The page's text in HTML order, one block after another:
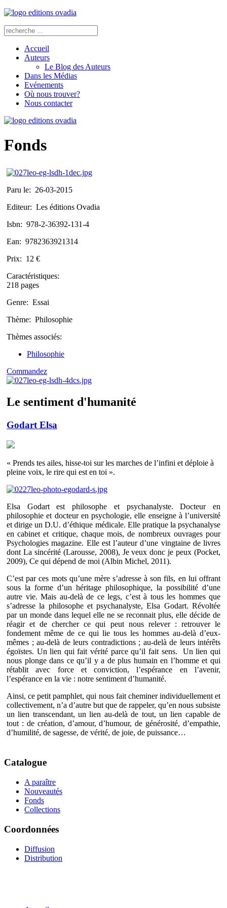
Accueil
Auteurs
Le Blog des Auteurs
Dans les Médias
Evénements
Où nous trouver?
Nous contacter
Fonds
Paru le: 26-03-2015
Editeur: Les éditions Ovadia
Isbn: 978-2-36392-131-4
Ean: 9782363921314
Prix: 12 €
Caractéristiques:
218 pages
Genre: Essai
Thème: Philosophie
Thèmes associés:
Philosophie
Commandez
Le sentiment d'humanité
Godart Elsa
« Prends tes ailes, hisse-toi sur les marches de l’infini et déploie à
pleine voix, le rire qui est en toi ».
Elsa Godart est philosophe et psychanalyste. Docteur en
philosophie et docteur en psychologie, elle enseigne à l’université
et dirige un D.U. d’éthique médicale. Elle pratique la psychanalyse
en cabinet et critique, chaque mois, de nombreux ouvrages pour
Psychologies magazine. Elle est l’auteur d’une vingtaine de livres
dont La sincérité (Larousse, 2008), Je veux donc je peux (Pocket,
2009), Ce qui dépend de moi (Albin Michel, 2011).
C’est par ces mots qu’une mère s’adresse à son fils, en lui offrant
sous la forme d’un héritage philosophique, la possibilité d’une
autre vie. Mais au-delà de ce legs, c’est à tous les hommes que
s’adresse la philosophe et psychanalyste, Elsa Godart. Révoltée
par un monde dans lequel elle ne se reconnait plus, elle décide de
réagir et de chercher ce qui peut nous relever : retrouver le
fondement même de ce qui lie tous les hommes au-delà d’eux-
mêmes ; au-delà de leurs contradictions ; au-delà de leurs intérêts
égoïstes. Un lien qui fait vérité parce qu’il fait sens. Un lien qui
nous plonge dans ce qu’il y a de plus humain en l’homme et qui
rétablit avec force et conviction, l’espérance en l’avenir,
l’espérance en la vie : notre sentiment d’humanité.
Ainsi, ce petit pamphlet, qui nous fait cheminer individuellement et
collectivement, n’a d’autre but que de rappeler, qu’en nous subsiste
un lien transcendant, un lien au-delà de tout, un lien capable de
tout : de création, d’amour, d’humour, de générosité, d’empathie,
d’humilité, de sagesse, de vérité, de joie, de puissance…
Catalogue
A paraître
Nouveautés
Fonds
Collections
Coordonnées
Diffusion
Distribution